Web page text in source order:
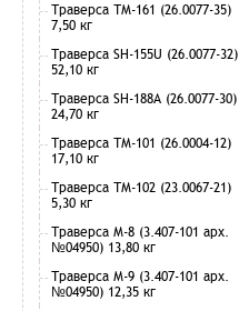
Траверса ТМ-161 (26.0077-35)
7,50 кг
Траверса SH-155U (26.0077-32)
52,10 кг
Траверса SH-188А (26.0077-30)
24,70 кг
Траверса ТМ-101 (26.0004-12)
17,10 кг
Траверса ТМ-102 (23.0067-21)
5,30 кг
Траверса М-8 (3.407-101 арх.
№04950) 13,80 кг
Траверса М-9 (3.407-101 арх.
№04950) 12,35 кг